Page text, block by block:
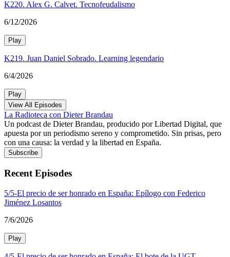
K220. Alex G. Calvet. Tecnofeudalismo
6/12/2026
Play
K219. Juan Daniel Sobrado. Learning legendario
6/4/2026
Play
View All Episodes
La Radioteca con Dieter Brandau
Un podcast de Dieter Brandau, producido por Libertad Digital, que
apuesta por un periodismo sereno y comprometido. Sin prisas, pero
con una causa: la verdad y la libertad en España.
Subscribe
Recent Episodes
5/5-El precio de ser honrado en España: Epílogo con Federico
Jiménez Losantos
7/6/2026
Play